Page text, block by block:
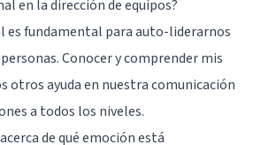
en la dirección de equipos?
es fundamental para auto-liderarnos
Conocer y comprender mis
otros ayuda en nuestra comunicación
a todos los niveles.
de qué emoción está